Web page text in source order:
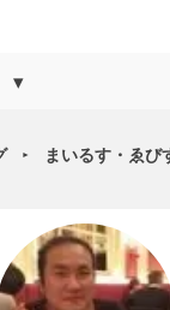
► まいるす・ゑび